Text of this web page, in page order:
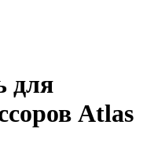
для
Atlas